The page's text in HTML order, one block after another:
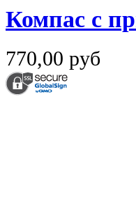
Компас с
770,00 руб